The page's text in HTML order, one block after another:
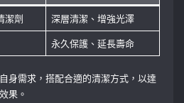
潔劑
深層清潔、增強光澤
永久保護、延長壽命
身需求，搭配合適的清潔方式，以達
果。